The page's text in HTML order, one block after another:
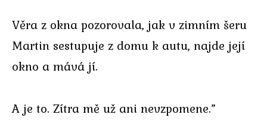
Věra z okna pozorovala, jak v zimním šeru
Martin sestupuje z domu k autu, najde její
okno a mává jí.
A je to. Zítra mě už ani nevzpomene.”